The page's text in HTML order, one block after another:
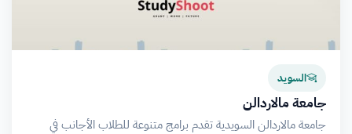
السويد
جامعة مالاردالن
جامعة مالاردالن السويدية تقدم برامج متنوعة للطلاب الأجانب في